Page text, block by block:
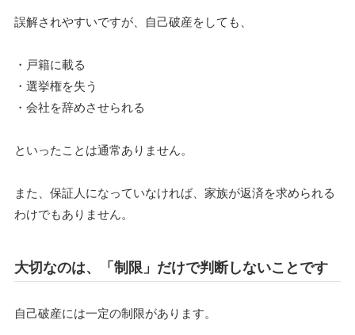
誤解されやすいですが、自己破産をしても、
・戸籍に載る
・選挙権を失う
・会社を辞めさせられる
といったことは通常ありません。
また、保証人になっていなければ、家族が返済を求められる
わけでもありません。
大切なのは、「制限」だけで判断しないことです
自己破産には一定の制限があります。